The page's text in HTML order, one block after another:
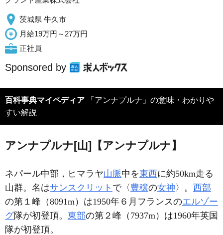
茨城県 牛久市
月給19万円～27万円
正社員
Sponsored by
百科事典マイペディア 「アンナプルナ」の意味・わかりや
すい解説
アンナプルナ[山]【アンナプルナ】
ネパール中部，ヒマラヤ山脈中を東西に約50km走る
山群。名はサンスクリット で〈 豊穣の女神 〉。 西部
の第１峰（8091m）は1950年６月フランスのエルゾー
グ隊が初登頂。 東部の第２峰（7937m）は1960年英国
隊が初登頂。